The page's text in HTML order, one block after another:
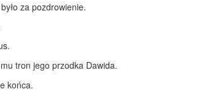
za pozdrowienie.
tron jego przodka Dawida.
końca.